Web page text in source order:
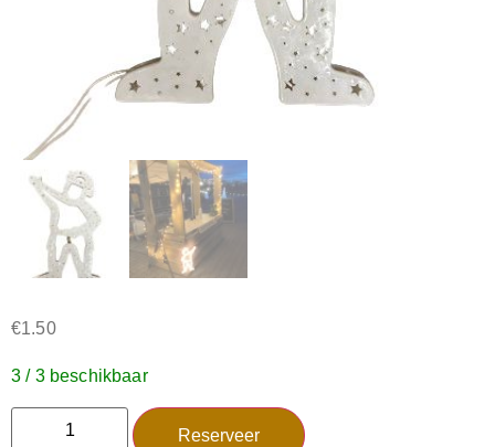
€1.50
3 / 3 beschikbaar
Reserveer